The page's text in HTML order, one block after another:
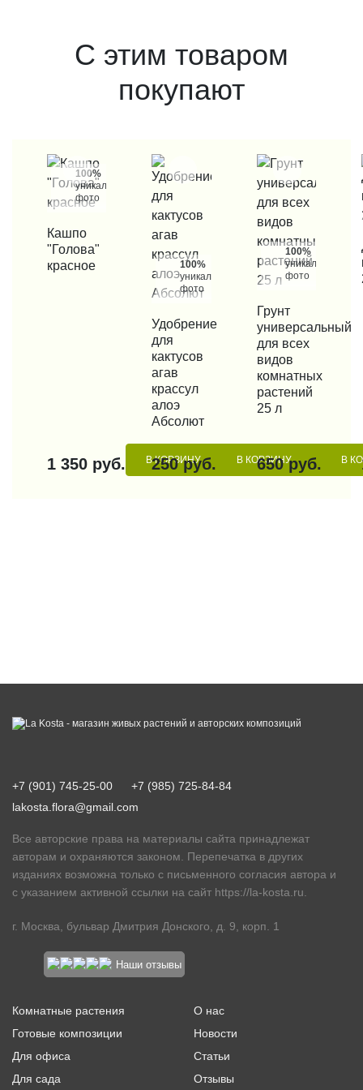
С этим товаром
покупают
100%
уникальные
фото
КУПИТЬ В 1 КЛИК
Кашпо
"Голова"
красное
1 350 руб. В КОРЗИНУ
100%
уникальные
фото
КУПИТЬ В 1 КЛИК
Удобрение
для
кактусов
агав
крассул
алоэ
Абсолют
250 руб. В КОРЗИНУ
100%
уникальные
фото
КУПИТЬ В 1 КЛИК
Грунт
универсальный
для всех
видов
комнатных
растений
25 л
650 руб. В
+7 (901) 745-25-00
+7 (985) 725-84-84
lakosta.flora@gmail.com
Все авторские права на материалы сайта принадлежат
авторам и охраняются законом. Перепечатка в других
изданиях возможна только с письменного согласия автора и
с указанием активной ссылки на сайт https://la-kosta.ru
г. Москва, бульвар Дмитрия Донского, д. 9, корп. 1
Наши отзывы
Комнатные растения
Готовые композиции
Для офиса
Для сада
О нас
Новости
Статьи
Отзывы